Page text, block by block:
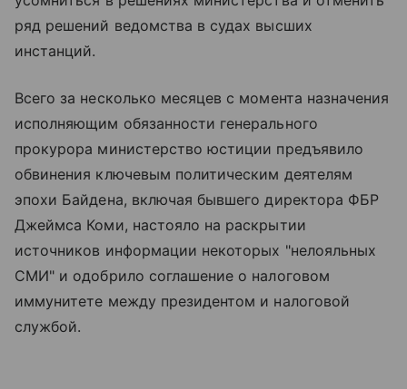
ряд решений ведомства в судах высших
инстанций.
Всего за несколько месяцев с момента назначения
исполняющим обязанности генерального
прокурора министерство юстиции предъявило
обвинения ключевым политическим деятелям
эпохи Байдена, включая бывшего директора ФБР
Джеймса Коми, настояло на раскрытии
источников информации некоторых "нелояльных
СМИ" и одобрило соглашение о налоговом
иммунитете между президентом и налоговой
службой.